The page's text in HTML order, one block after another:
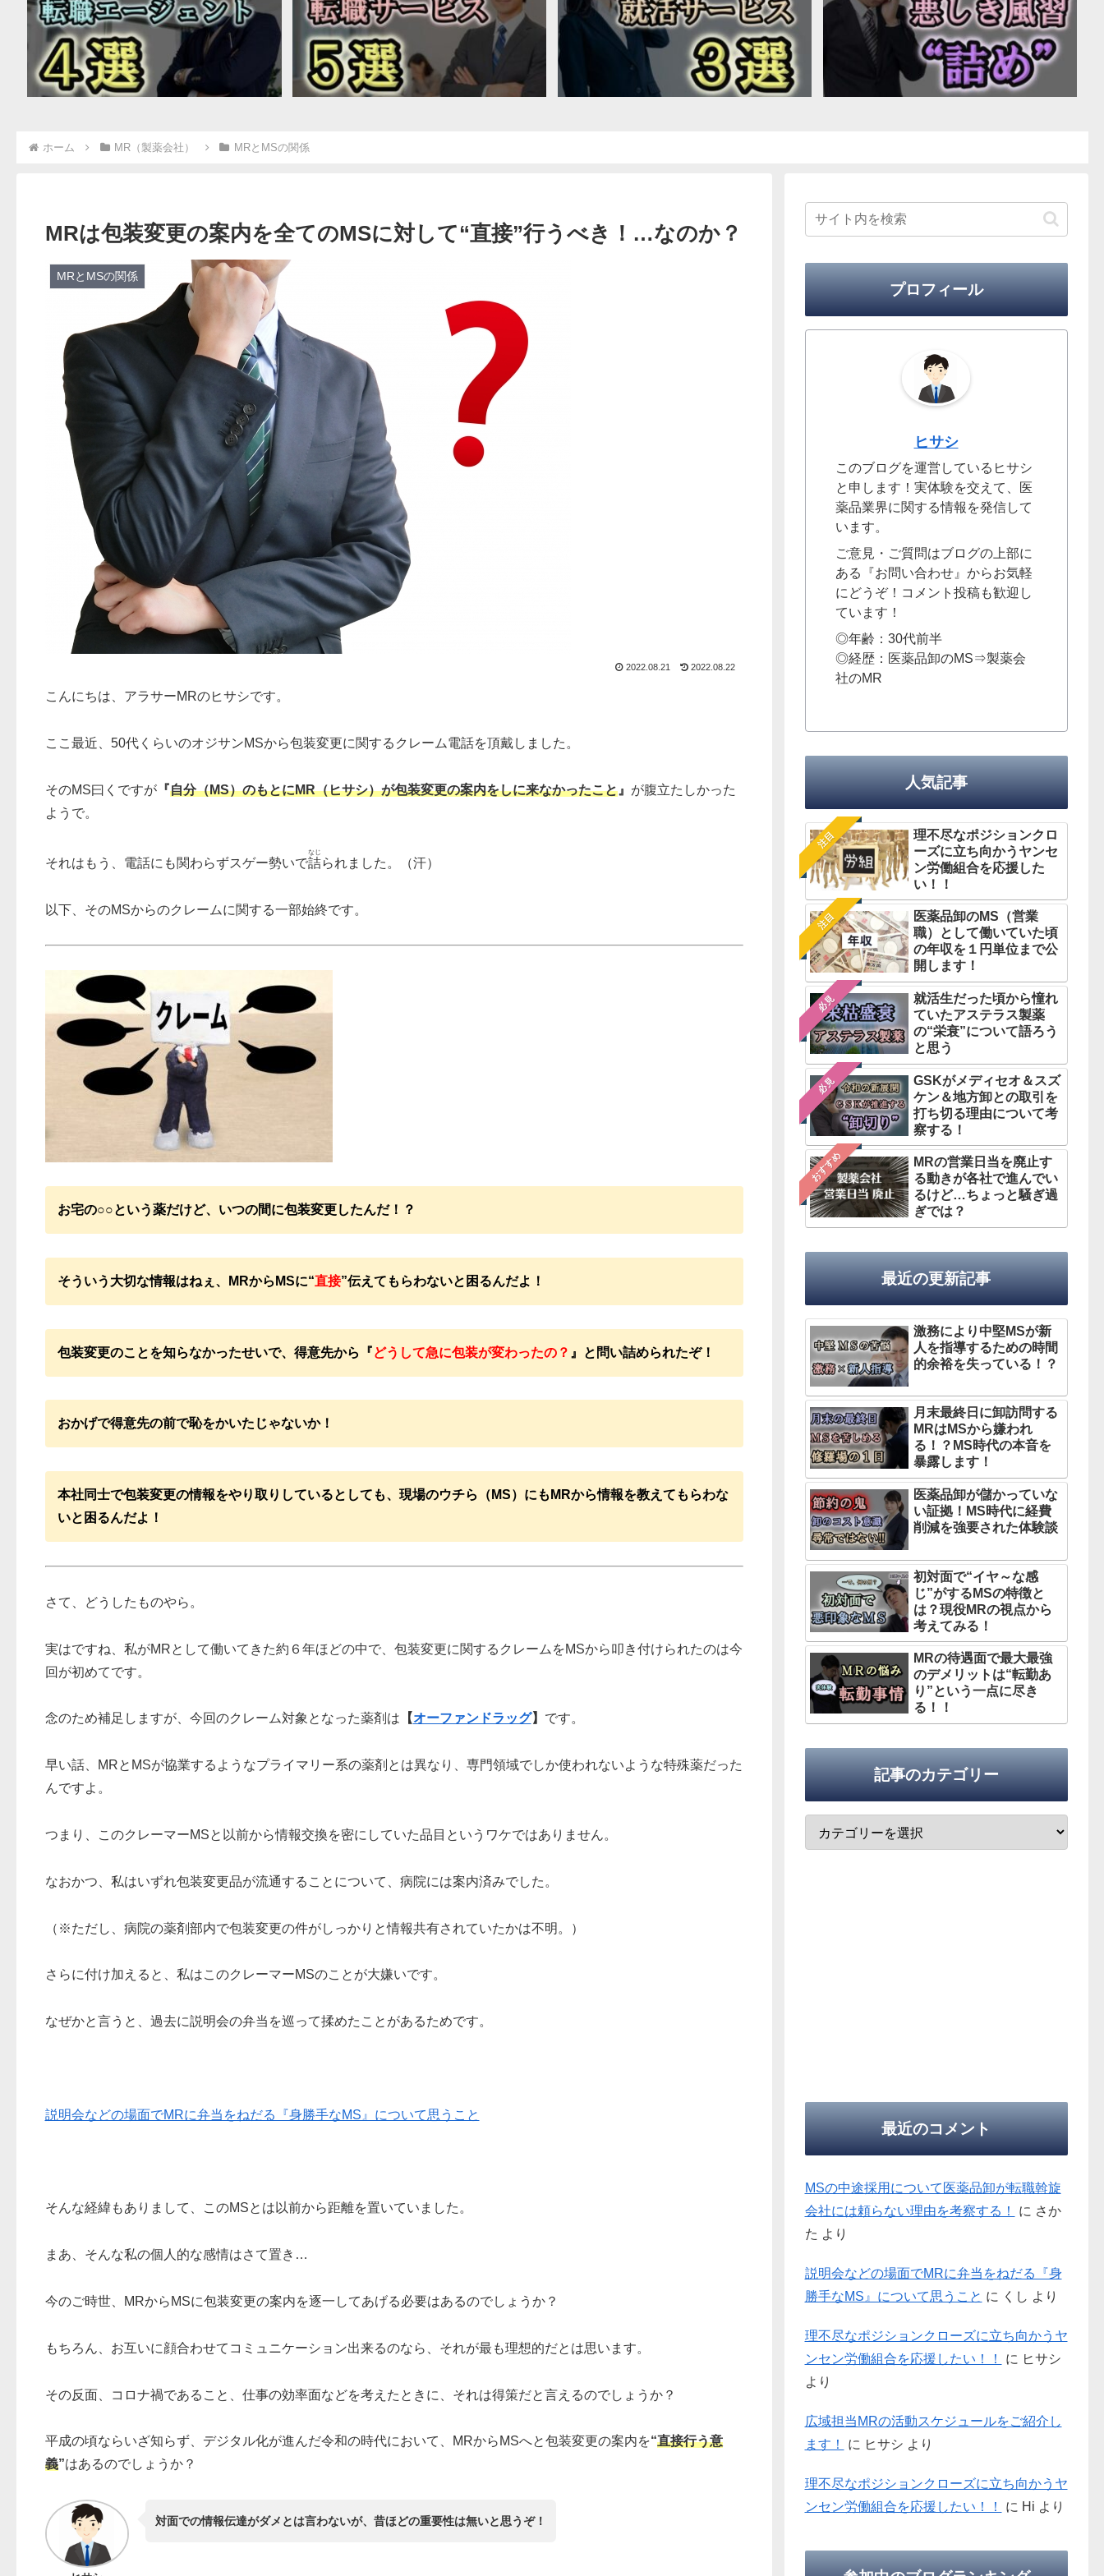
ホーム MR（製薬会社） MRとMSの関係
MRは包装変更の案内を全てのMSに対して“直接”行うべき！…なのか？
MRとMSの関係
2022.08.21 2022.08.22
こんにちは、アラサーMRのヒサシです。
ここ最近、50代くらいのオジサンMSから包装変更に関するクレーム電話を頂戴しました。
そのMS曰くですが『自分（MS）のもとにMR（ヒサシ）が包装変更の案内をしに来なかったこと』 が腹立たしかった
ようで。
それはもう、電話にも関わらずスゲー勢いで詰
なじ
られました。（汗）
以下、そのMSからのクレームに関する一部始終です。
お宅の○○という薬だけど、いつの間に包装変更したんだ！？
そういう大切な情報はねぇ、MRからMSに“直接”伝えてもらわないと困るんだよ！
包装変更のことを知らなかったせいで、得意先から『どうして急に包装が変わったの？ 』と問い詰められたぞ！
おかげで得意先の前で恥をかいたじゃないか！
本社同士で包装変更の情報をやり取りしているとしても、現場のウチら（MS）にもMRから情報を教えてもらわな
いと困るんだよ！
さて、どうしたものやら。
実はですね、私がMRとして働いてきた約６年ほどの中で、包装変更に関するクレームをMSから叩き付けられたのは今
回が初めてです。
念のため補足しますが、今回のクレーム対象となった薬剤は 【オーファンドラッグ】 です。
早い話、MRとMSが協業するようなプライマリー系の薬剤とは異なり、専門領域でしか使われないような特殊薬だった
んですよ。
つまり、このクレーマーMSと以前から情報交換を密にしていた品目というワケではありません。
なおかつ、私はいずれ包装変更品が流通することについて、病院には案内済みでした。
（※ただし、病院の薬剤部内で包装変更の件がしっかりと情報共有されていたかは不明。）
さらに付け加えると、私はこのクレーマーMSのことが大嫌いです。
なぜかと言うと、過去に説明会の弁当を巡って揉めたことがあるためです。
説明会などの場面でMRに弁当をねだる『身勝手なMS』について思うこと
そんな経緯もありまして、このMSとは以前から距離を置いていました。
まあ、そんな私の個人的な感情はさて置き…
今のご時世、MRからMSに包装変更の案内を逐一してあげる必要はあるのでしょうか？
もちろん、お互いに顔合わせてコミュニケーション出来るのなら、それが最も理想的だとは思います。
その反面、コロナ禍であること、仕事の効率面などを考えたときに、それは得策だと言えるのでしょうか？
平成の頃ならいざ知らず、デジタル化が進んだ令和の時代において、MRからMSへと包装変更の案内を“直接行う意
義”はあるのでしょうか？
対面での情報伝達がダメとは言わないが、昔ほどの重要性は無いと思うぞ！
プロフィール
ヒサシ
このブログを運営しているヒサシ
と申します！実体験を交えて、医
薬品業界に関する情報を発信して
います。
ご意見・ご質問はブログの上部に
ある『お問い合わせ』からお気軽
にどうぞ！コメント投稿も歓迎し
ています！
◎年齢：30代前半
◎経歴：医薬品卸のMS⇒製薬会
社のMR
人気記事
注目
理不尽なポジションクロ
ーズに立ち向かうヤンセ
ン労働組合を応援した
い！！
注目
医薬品卸のMS（営業
職）として働いていた頃
の年収を１円単位まで公
開します！
必見
就活生だった頃から憧れ
ていたアステラス製薬
の“栄衰”について語ろう
と思う
必見
GSKがメディセオ＆スズ
ケン＆地方卸との取引を
打ち切る理由について考
察する！
おすすめ
MRの営業日当を廃止す
る動きが各社で進んでい
るけど…ちょっと騒ぎ過
ぎでは？
最近の更新記事
激務により中堅MSが新
人を指導するための時間
的余裕を失っている！？
月末最終日に卸訪問する
MRはMSから嫌われ
る！？MS時代の本音を
暴露します！
医薬品卸が儲かっていな
い証拠！MS時代に経費
削減を強要された体験談
初対面で“イヤ～な感
じ”がするMSの特徴と
は？現役MRの視点から
考えてみる！
MRの待遇面で最大最強
のデメリットは“転勤あ
り”という一点に尽き
る！！
記事のカテゴリー
最近のコメント
MSの中途採用について医薬品卸が転職斡旋
会社には頼らない理由を考察する！
に さか
た より
説明会などの場面でMRに弁当をねだる『身
勝手なMS』について思うこと に くし より
理不尽なポジションクローズに立ち向かうヤ
ンセン労働組合を応援したい！！
に ヒサシ
より
広域担当MRの活動スケジュールをご紹介し
ます！
に ヒサシ より
理不尽なポジションクローズに立ち向かうヤ
ンセン労働組合を応援したい！！
に Hi より